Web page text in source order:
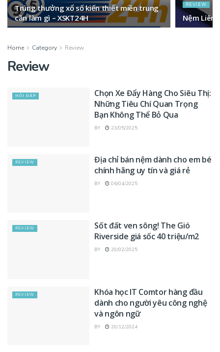
Trúng thưởng xổ số kiến thiết miền trung
cần làm gì – XSKT24H
REVIEW
Nệm Liên
Home Category Review
Review
HỎI ĐÁP
Chọn Xe Đẩy Hàng Cho Siêu Thị:
Những Tiêu Chí Quan Trọng
Bạn Không Thể Bỏ Qua
BY 23/05/2025
REVIEW
Địa chỉ bán nệm dành cho em bé
chính hãng uy tín và giá rẻ
BY 06/04/2025
REVIEW
Sốt đất ven sông! The Gió
Riverside giá sốc 40 triệu/m2
BY 20/02/2025
REVIEW
Khóa học IT Comtor hàng đầu
dành cho người yêu công nghệ
và ngôn ngữ
BY 20/12/2024